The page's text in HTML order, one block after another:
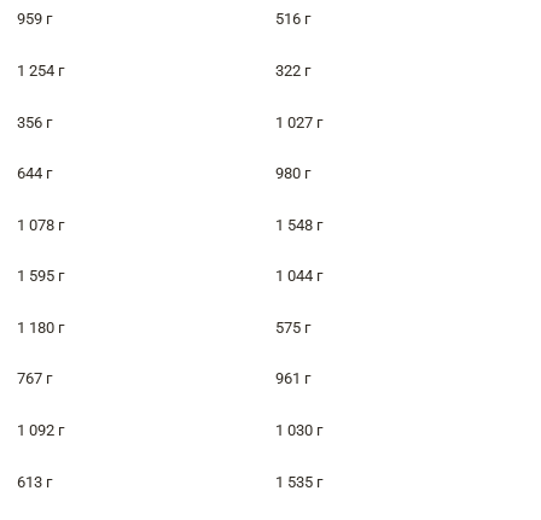
959 г 516 г
1 254 г 322 г
356 г 1 027 г
644 г 980 г
1 078 г 1 548 г
1 595 г 1 044 г
1 180 г 575 г
767 г 961 г
1 092 г 1 030 г
613 г 1 535 г